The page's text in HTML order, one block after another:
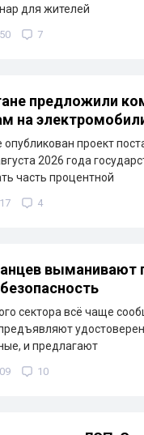
для жителей
7
предложили
на
опубликован проект
2026 года
часть процентной
4
выманивают
сектора всё чаще
и предлагают
10